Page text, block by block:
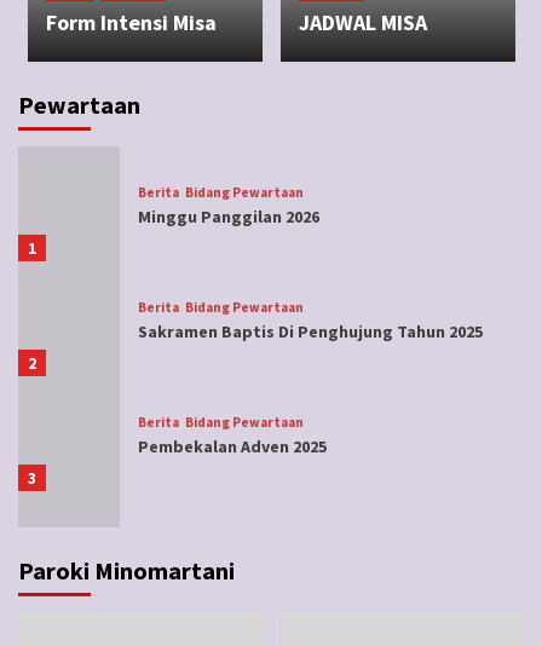
Form Intensi Misa JADWAL MISA
Pewartaan
1
Berita Bidang Pewartaan
Minggu Panggilan 2026
2
Berita Bidang Pewartaan
Sakramen Baptis Di Penghujung Tahun 2025
3
Berita Bidang Pewartaan
Pembekalan Adven 2025
4
Saresehan Kitab Suci 2025
Paroki Minomartani